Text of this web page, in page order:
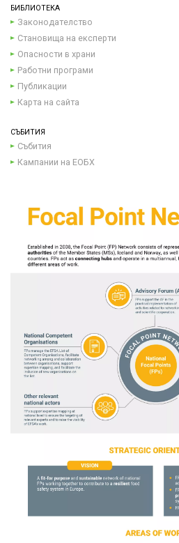
БИБЛИОТЕКА
Законодателство
Становища на експерти
Опасности в храни
Работни програми
Публикации
Карта на сайта
СЪБИТИЯ
Събития
Кампании на ЕОБХ